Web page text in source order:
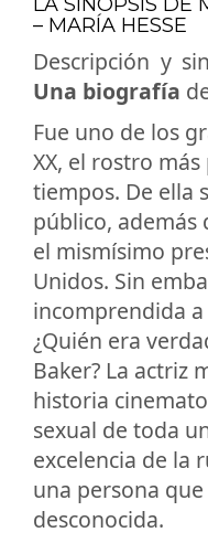
– MARÍA HESSE
Descripción y
Una biografía
Fue uno de los
XX, el rostro
tiempos. De ella
público, además
el mismísimo
Unidos. Sin
incomprendida
¿Quién era
Baker? La actriz
historia
sexual de toda
excelencia de la
una persona
desconocida.